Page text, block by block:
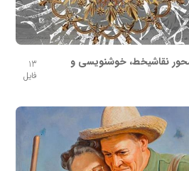
نقاشیخط، خوشنویسی و
13
فایل